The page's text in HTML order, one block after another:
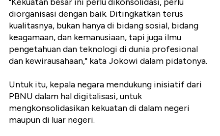
diorganisasi dengan baik. Ditingkatkan terus
kualitasnya, bukan hanya di bidang sosial, bidang
keagamaan, dan kemanusiaan, tapi juga ilmu
pengetahuan dan teknologi di dunia profesional
dan kewirausahaan," kata Jokowi dalam pidatonya.
Untuk itu, kepala negara mendukung inisiatif dari
PBNU dalam hal digitalisasi, untuk
mengkonsolidasikan kekuatan di dalam negeri
maupun di luar negeri.